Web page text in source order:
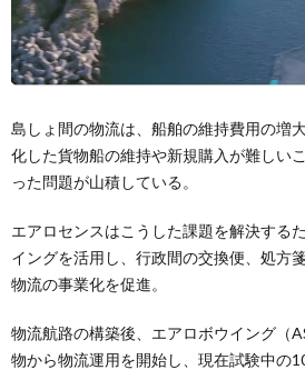
島しょ間の物流は、船舶の維持費用の増
化した貨物船の維持や新規購入が難しい
った問題が山積している。
エアロセンスはこうした課題を解決する
イングを活用し、行政間の交換便、処方
物流の事業化を促進。
物流航路の構築後、エアロボウイング（
物から物流運用を開始し、現在試験中の